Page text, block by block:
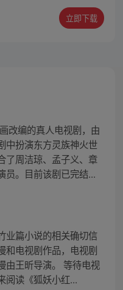
立即下载
改编的真人电视剧，由
中扮演东方灵族神火世
了周洁琼、孟子义、章
员。目前该剧已完结...
业篇小说的相关确切信
和电视剧作品，电视剧
由王昕导演。 等待电视
阅读《狐妖小红...